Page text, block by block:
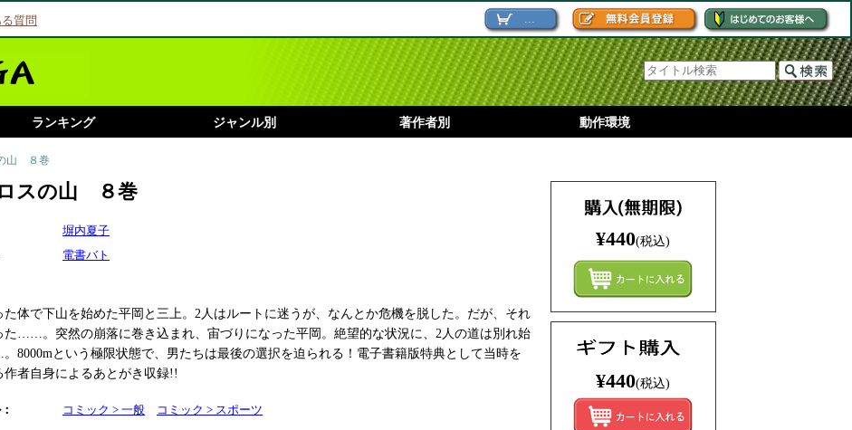
質問
ランキング ジャンル別 著作者別 動作環境
山 ８巻
スの山 ８巻
塀内夏子
電書バト
た体で下山を始めた平岡と三上。2人はルートに迷うが、なんとか危機を脱した。だが、それ
た……。突然の崩落に巻き込まれ、宙づりになった平岡。絶望的な状況に、2人の道は別れ始
8000mという極限状態で、男たちは最後の選択を迫られる！電子書籍版特典として当時を
作者自身によるあとがき収録!!
コミック > 一般 コミック > スポーツ
¥440(税込)
¥440(税込)